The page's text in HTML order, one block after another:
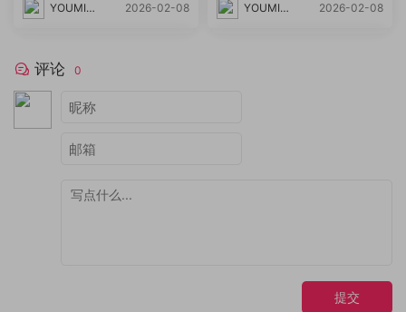
YOUMI尤
2026-02-08
YOUMI尤
2026-02-08
评论 0
提交